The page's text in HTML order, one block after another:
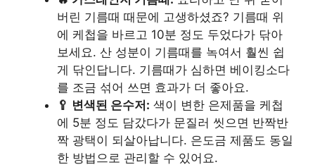
버린 기름때 때문에 고생하셨죠? 기름때 위
에 케첩을 바르고 10분 정도 두었다가 닦아
보세요. 산 성분이 기름때를 녹여서 훨씬 쉽
게 닦인답니다. 기름때가 심하면 베이킹소다
를 조금 섞어 쓰면 효과가 더 좋아요.
🥄 변색된 은수저: 색이 변한 은제품을 케첩
에 5분 정도 담갔다가 문질러 씻으면 반짝반
짝 광택이 되살아납니다. 은도금 제품도 동일
한 방법으로 관리할 수 있어요.